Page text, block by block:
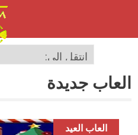
العاب جديدة
العاب العيد